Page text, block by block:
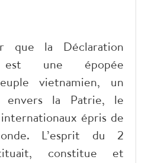
que la Déclaration
est une épopée
vietnamien, un
envers la Patrie, le
épris de
L’esprit du 2
constitue et